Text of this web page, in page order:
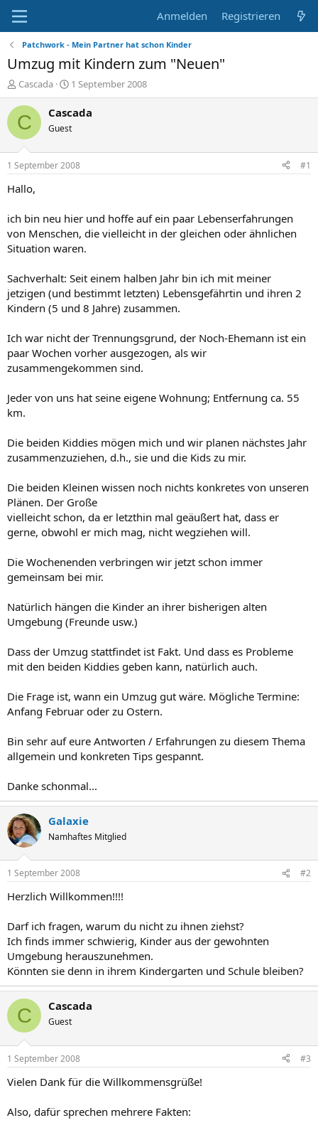
Anmelden Registrieren
Patchwork - Mein Partner hat schon Kinder
Umzug mit Kindern zum "Neuen"
E
r
s
t
l
e
r
Cascada
E
r
s
e
l
t
1 September 2008
C Cascada
Guest
1 September 2008 #1
Hallo,
ich bin neu hier und hoffe auf ein paar Lebenserfahrungen
von Menschen, die vielleicht in der gleichen oder ähnlichen
Situation waren.
Sachverhalt: Seit einem halben Jahr bin ich mit meiner
jetzigen (und bestimmt letzten) Lebensgefährtin und ihren 2
Kindern (5 und 8 Jahre) zusammen.
Ich war nicht der Trennungsgrund, der Noch-Ehemann ist ein
paar Wochen vorher ausgezogen, als wir
zusammengekommen sind.
Jeder von uns hat seine eigene Wohnung; Entfernung ca. 55
km.
Die beiden Kiddies mögen mich und wir planen nächstes Jahr
zusammenzuziehen, d.h., sie und die Kids zu mir.
Die beiden Kleinen wissen noch nichts konkretes von unseren
Plänen. Der Große
vielleicht schon, da er letzthin mal geäußert hat, dass er
gerne, obwohl er mich mag, nicht wegziehen will.
Die Wochenenden verbringen wir jetzt schon immer
gemeinsam bei mir.
Natürlich hängen die Kinder an ihrer bisherigen alten
Umgebung (Freunde usw.)
Dass der Umzug stattfindet ist Fakt. Und dass es Probleme
mit den beiden Kiddies geben kann, natürlich auch.
Die Frage ist, wann ein Umzug gut wäre. Mögliche Termine:
Anfang Februar oder zu Ostern.
Bin sehr auf eure Antworten / Erfahrungen zu diesem Thema
allgemein und konkreten Tips gespannt.
Danke schonmal...
Galaxie
Namhaftes Mitglied
1 September 2008 #2
Herzlich Willkommen!!!!
Darf ich fragen, warum du nicht zu ihnen ziehst?
Ich finds immer schwierig, Kinder aus der gewohnten
Umgebung herauszunehmen.
Könnten sie denn in ihrem Kindergarten und Schule bleiben?
C Cascada
Guest
1 September 2008 #3
Vielen Dank für die Willkommensgrüße!
Also, dafür sprechen mehrere Fakten: